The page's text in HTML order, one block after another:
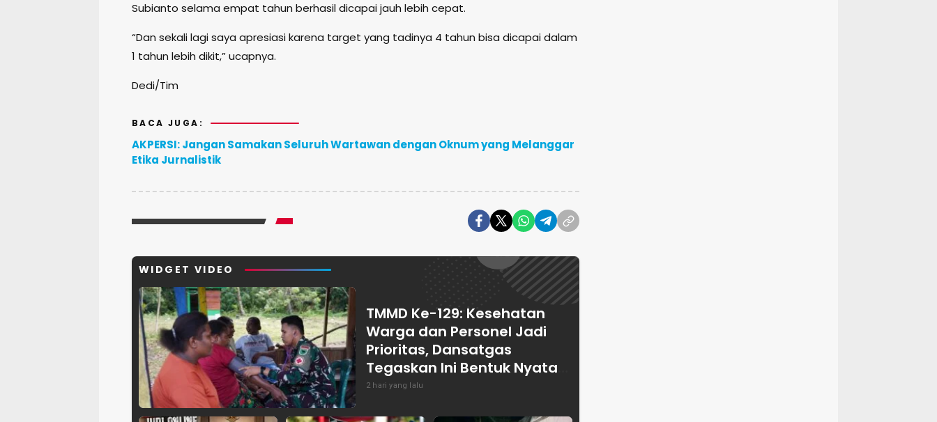
Subianto selama empat tahun berhasil dicapai jauh lebih cepat.
“Dan sekali lagi saya apresiasi karena target yang tadinya 4 tahun bisa dicapai dalam
1 tahun lebih dikit,” ucapnya.
Dedi/Tim
BACA JUGA:
AKPERSI: Jangan Samakan Seluruh Wartawan dengan Oknum yang Melanggar
Etika Jurnalistik
WIDGET VIDEO
TMMD Ke-129: Kesehatan
Warga dan Personel Jadi
Prioritas, Dansatgas
Tegaskan Ini Bentuk Nyata
Kemanunggalan
2 hari yang lalu